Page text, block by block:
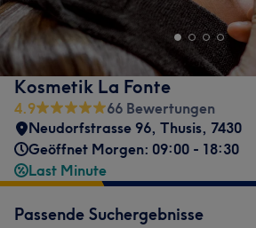
Kosmetik La Fonte
4.9
66 Bewertungen
Neudorfstrasse 96, Thusis, 7430
Geöffnet Morgen: 09:00 - 18:30
Last Minute
Passende Suchergebnisse